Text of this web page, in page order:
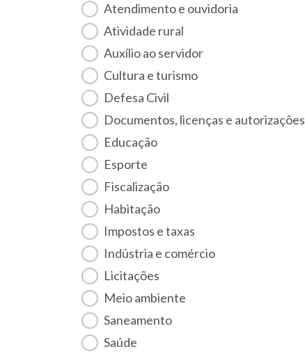
Atendimento e ouvidoria
Atividade rural
Auxílio ao servidor
Cultura e turismo
Defesa Civil
Documentos, licenças e autorizações
Educação
Esporte
Fiscalização
habitação
Impostos e taxas
Indústria e comércio
Licitações
Meio ambiente
Saneamento
Saúde